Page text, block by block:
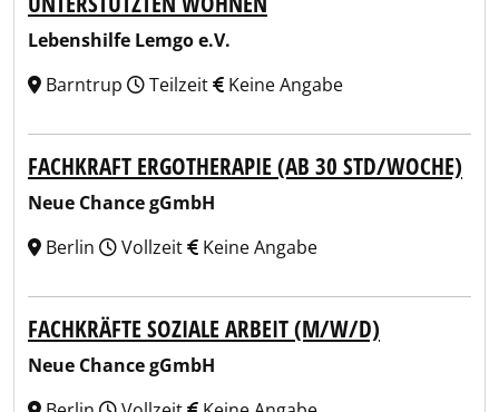
Lebenshilfe Lemgo e.V.
Barntrup
Teilzeit Keine Angabe
FACHKRAFT ERGOTHERAPIE (AB 30 STD/WOCHE)
Neue Chance gGmbH
Berlin
Vollzeit Keine Angabe
FACHKRÄFTE SOZIALE ARBEIT (M/W/D)
Neue Chance gGmbH